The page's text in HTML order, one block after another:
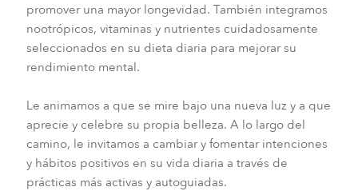
promover una mayor longevidad. También integramos
nootrópicos, vitaminas y nutrientes cuidadosamente
seleccionados en su dieta diaria para mejorar su
rendimiento mental.
Le animamos a que se mire bajo una nueva luz y a que
aprecie y celebre su propia belleza. A lo largo del
camino, le invitamos a cambiar y fomentar intenciones
y hábitos positivos en su vida diaria a través de
prácticas más activas y autoguiadas.